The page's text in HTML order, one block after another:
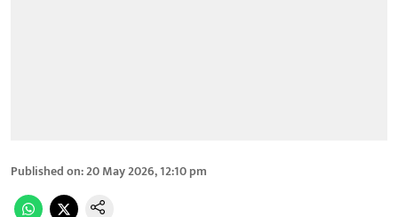
Published on:20 May 2026, 12:10 pm